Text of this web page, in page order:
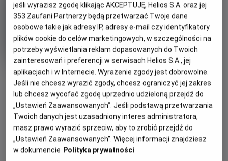
OBSERWUJ
Biuro Detektywistyczne
Lassego i Mai. Pierwsza
tajemnica
Gatunek
Familijny
Minimalny
wiek
Od 6 lat
Czas
trwania
95 min
Kraj
i
rok
produkcji
Szwecja (2018)
PREMIERA
6 marca 2019
REŻYSERIA
Josephine Bornebusch
SCENARIUSZ
Henrik Engström, Mattias
WIĘCEJ SZCZEGÓŁÓW
OPIS FILMU
jeśli wyrazisz zgodę klikając AKCEPTUJĘ, Helios S.A. oraz jej
353 Zaufani Partnerzy będą przetwarzać Twoje dane
osobowe takie jak adresy IP, adresy e-mail czy identyfikatory
plików cookie do celów marketingowych, w szczególności na
potrzeby wyświetlania reklam dopasowanych do Twoich
zainteresowań i preferencji w serwisach Helios S.A., jej
aplikacjach i w Internecie. Wyrażenie zgody jest dobrowolne.
Jeśli nie chcesz wyrazić zgody, chcesz ograniczyć jej zakres
lub chcesz wycofać zgodę uprzednio udzieloną przejdź do
„Ustawień Zaawansowanych”. Jeśli podstawą przetwarzania
Twoich danych jest uzasadniony interes administratora,
masz prawo wyrazić sprzeciw, aby to zrobić przejdź do
„Ustawień Zaawansowanych”. Więcej informacji znajdziesz
w dokumencie Polityka prywatności